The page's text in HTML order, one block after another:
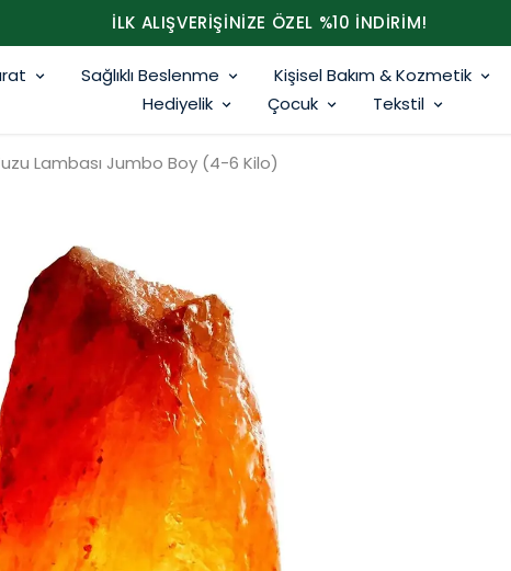
İLK ALIŞVERİŞİNİZE ÖZEL %10 İNDİRİM!
Sağlıklı Beslenme Kişisel Bakım & Kozmetik
Hediyelik
Çocuk Tekstil
Lambası Jumbo Boy (4-6 Kilo)